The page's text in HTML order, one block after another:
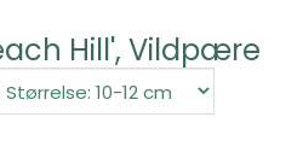
Hill', Vildpære